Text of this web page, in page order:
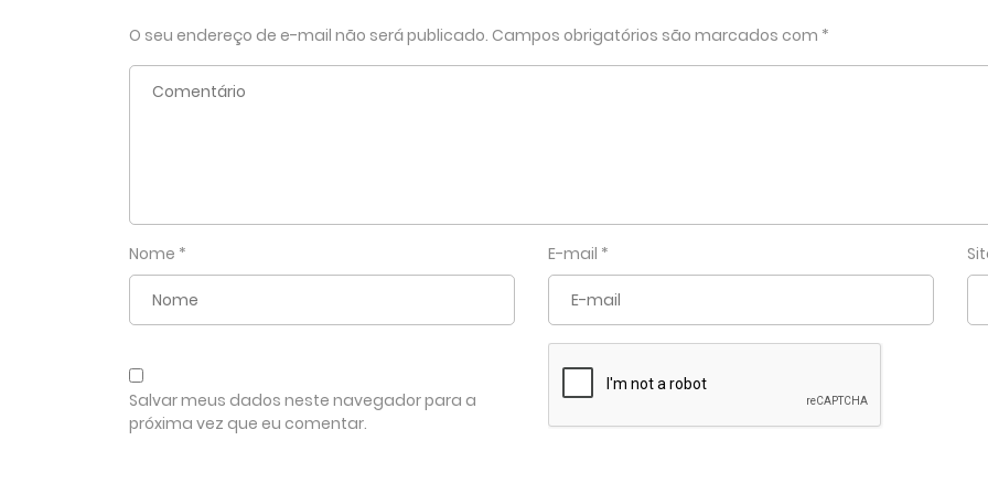
O seu endereço de e-mail não será publicado. Campos obrigatórios são marcados com *
Nome * E-mail *
Salvar meus dados neste navegador para a
próxima vez que eu comentar.